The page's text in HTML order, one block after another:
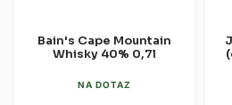
Bain's Cape Mountain
Whisky 40% 0,7l
NA DOTAZ